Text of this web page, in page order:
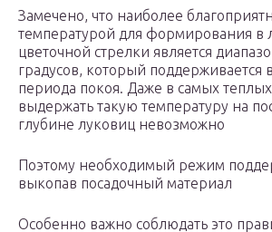
Замечено, что наиболее
температурой для формирования в
цветочной стрелки является
градусов, который поддерживается
периода покоя. Даже в самых
выдержать такую температуру на
глубине луковиц невозможно
Поэтому необходимый режим
выкопав посадочный материал
Особенно важно соблюдать это